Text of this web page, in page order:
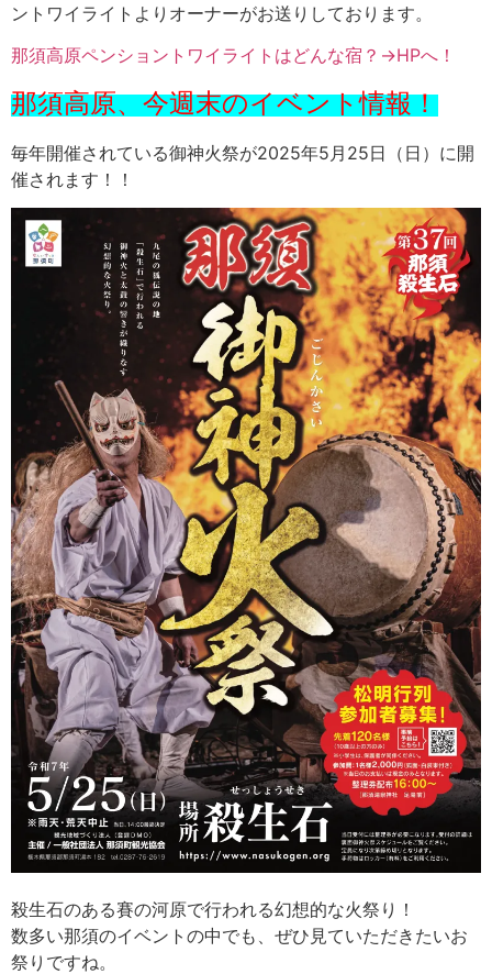
ントワイライトよりオーナーがお送りしております。
那須高原ペンショントワイライトはどんな宿？→HPへ！
那須高原、今週末のイベント情報！
毎年開催されている御神火祭が2025年5月25日（日）に開
催されます！！
殺生石のある賽の河原で行われる幻想的な火祭り！
数多い那須のイベントの中でも、ぜひ見ていただきたいお
祭りですね。